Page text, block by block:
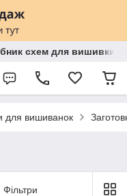
схем для вишивки
для вишиванок
Фільтри